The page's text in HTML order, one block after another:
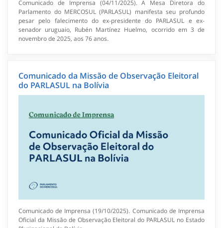
Comunicado de Imprensa (04/11/2025). A Mesa Diretora do
Parlamento do MERCOSUL (PARLASUL) manifesta seu profundo
pesar pelo falecimento do ex-presidente do PARLASUL e ex-
senador uruguaio, Rubén Martínez Huelmo, ocorrido em 3 de
novembro de 2025, aos 76 anos.
Comunicado da Missão de Observação Eleitoral
do PARLASUL na Bolívia
Comunicado de Imprensa (19/10/2025). Comunicado de Imprensa
Oficial da Missão de Observação Eleitoral do PARLASUL no Estado